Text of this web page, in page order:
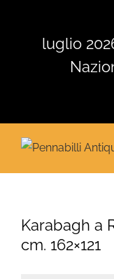
contenutoluglio
Karabagh a
cm. 162×121